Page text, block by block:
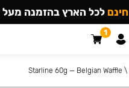
\
Starline 60g — Belgian Waffle
חינם לכל הארץ בהזמנה מעל ₪449
1